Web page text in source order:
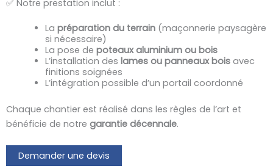
✅ Notre prestation inclut :
La préparation du terrain(maçonnerie paysagère
si nécessaire)
La pose de poteaux aluminium ou bois
L’installation des lames ou panneaux boisavec
finitions soignées
L’intégration possible d’un portail coordonné
Chaque chantier est réalisé dans les règles de l’art et
bénéficie de notre garantie décennale.
Demander une devis